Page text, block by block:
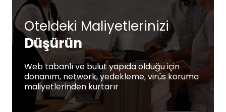
Oteldeki Maliyetlerinizi
Düşürün
Web tabanlı ve bulut yapıda olduğu için
donanım, network, yedekleme, virüs koruma
maliyetlerinden kurtarır